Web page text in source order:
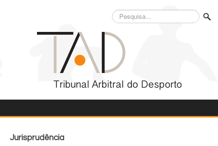
Pesquisa...
Jurisprudência